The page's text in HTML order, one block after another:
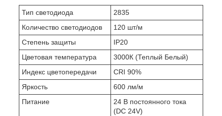
Тип светодиода
2835
Количество светодиодов
120 шт/м
Степень защиты
IP20
Цветовая температура
3000К (Теплый Белый)
Индекс цветопередачи
CRI 90%
Яркость
600 лм/м
Питание
24 В постоянного тока
(DC 24V)